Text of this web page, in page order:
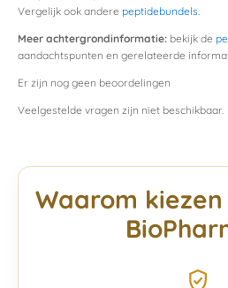
Vergelijk ook andere peptidebundels.
Meer achtergrondinformatie: bekijk de
aandachtspunten en gerelateerde
Er zijn nog geen beoordelingen
Veelgestelde vragen zijn niet beschikbaar.
Waarom kiezen